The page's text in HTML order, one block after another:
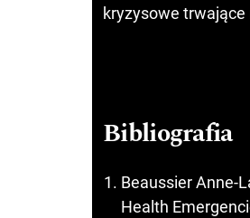
kryzysowe
Bibliografia
Beaussier Anne-
Health